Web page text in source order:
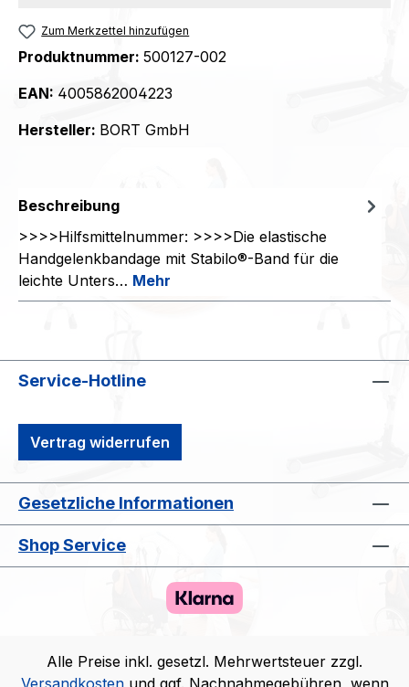
Zum Merkzettel hinzufügen
Produktnummer: 500127-002
EAN: 4005862004223
Hersteller: BORT GmbH
Beschreibung
>>>>Hilfsmittelnummer: >>>>Die elastische
Handgelenkbandage mit Stabilo®-Band für die
leichte Unters… Mehr
Service-Hotline
Vertrag widerrufen
Gesetzliche Informationen
Shop Service
Alle Preise inkl. gesetzl. Mehrwertsteuer zzgl.
Versandkostenund ggf. Nachnahmegebühren, wenn